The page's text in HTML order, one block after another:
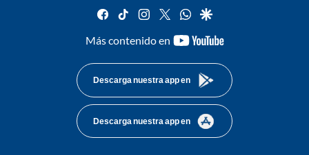
facebook
tiktok instagram
twitterwhatsapp
google
Más contenido en
youtube-
Descarga nuestra app en
Descarga nuestra app en